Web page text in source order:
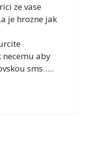
ze vase
je hrozne jak
aby
sms…..